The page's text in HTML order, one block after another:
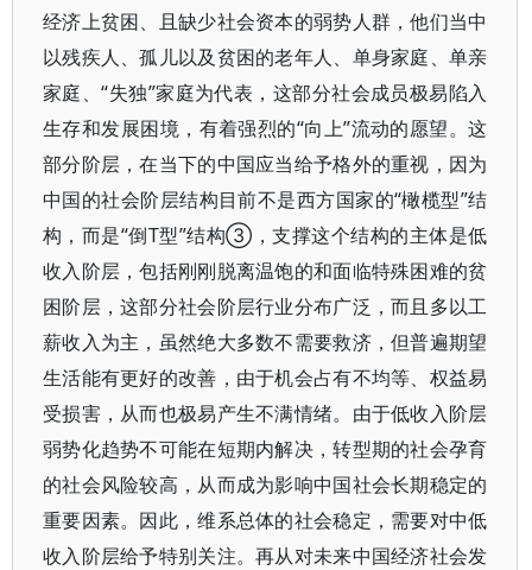
经济上贫困、且缺少社会资本的弱势人群，他们当中
以残疾人、孤儿以及贫困的老年人、单身家庭、单亲
家庭、“失独”家庭为代表，这部分社会成员极易陷入
生存和发展困境，有着强烈的“向上”流动的愿望。这
部分阶层，在当下的中国应当给予格外的重视，因为
中国的社会阶层结构目前不是西方国家的“橄榄型”结
构，而是“倒T型”结构③，支撑这个结构的主体是低
收入阶层，包括刚刚脱离温饱的和面临特殊困难的贫
困阶层，这部分社会阶层行业分布广泛，而且多以工
薪收入为主，虽然绝大多数不需要救济，但普遍期望
生活能有更好的改善，由于机会占有不均等、权益易
受损害，从而也极易产生不满情绪。由于低收入阶层
弱势化趋势不可能在短期内解决，转型期的社会孕育
的社会风险较高，从而成为影响中国社会长期稳定的
重要因素。因此，维系总体的社会稳定，需要对中低
收入阶层给予特别关注。再从对未来中国经济社会发